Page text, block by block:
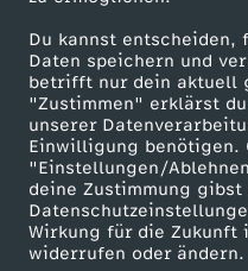
Du kannst entscheiden,
Daten speichern und
betrifft nur dein aktuell
"Zustimmen" erklärst
unserer
Einwilligung benötigen.
"Einstellungen/
deine Zustimmung
Wirkung für die Zukunft
widerrufen oder ändern.
i
e
l
p
l
ZDF goes Schule
Werbefernsehen
Mainzelmännchen